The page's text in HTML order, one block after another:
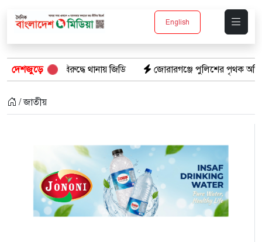
English
দেশজুড়ে
বিরুদ্ধে থানায় জিডি জোরারগঞ্জে পুলিশের পৃথক অভিযান: গাঁজাসহ
/ জাতীয়